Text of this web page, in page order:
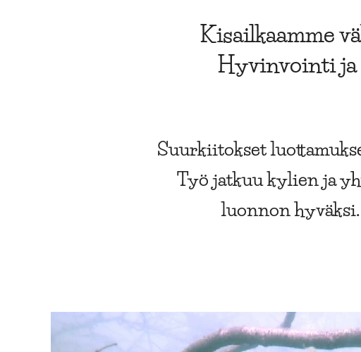
Kisailkaamme
Hyvinvointi ja
Suurkiitokset
Työ jatkuu kylien ja
luonnon